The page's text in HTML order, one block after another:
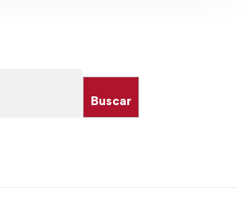
Buscar